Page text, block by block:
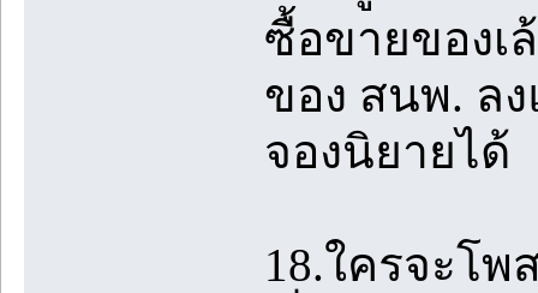
ซื้อขายของเ
ของ สนพ. ล
จองนิยายได้
18.ใครจะโ